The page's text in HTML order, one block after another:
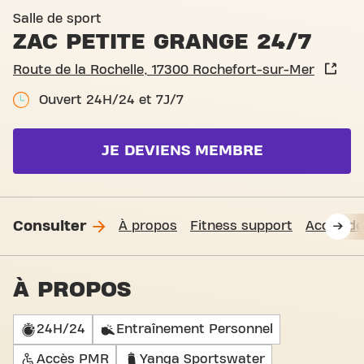
Salle de sport
ZAC PETITE GRANGE 24/7
Route de la Rochelle, 17300 Rochefort-sur-Mer
Ouvert 24H/24 et 7J/7
JE DEVIENS MEMBRE
Consulter À propos Fitness support Accès
À PROPOS
24H/24 Entraînement Personnel
Accès PMR Yanga Sportswater